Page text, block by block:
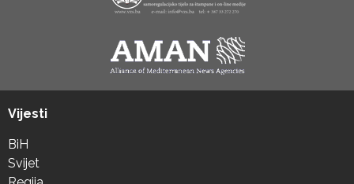
Vijesti
BiH
Svijet